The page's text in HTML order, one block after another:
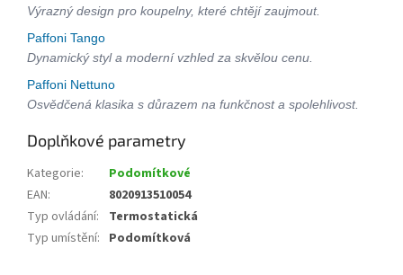
Výrazný design pro koupelny, které chtějí zaujmout.
Paffoni Tango
Dynamický styl a moderní vzhled za skvělou cenu.
Paffoni Nettuno
Osvědčená klasika s důrazem na funkčnost a spolehlivost.
Doplňkové parametry
Kategorie:
Podomítkové
EAN:
8020913510054
Typ ovládání:
Termostatická
Typ umístění: Podomítková